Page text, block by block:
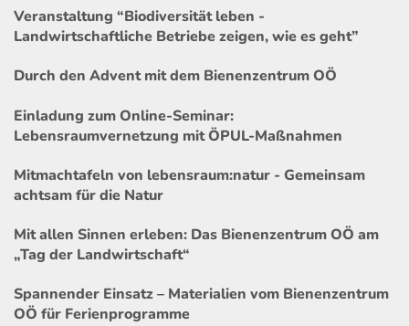
Veranstaltung “Biodiversität leben -
Landwirtschaftliche Betriebe zeigen, wie es geht”
Durch den Advent mit dem Bienenzentrum OÖ
Einladung zum Online-Seminar:
Lebensraumvernetzung mit ÖPUL-Maßnahmen
Mitmachtafeln von lebensraum:natur - Gemeinsam
achtsam für die Natur
Mit allen Sinnen erleben: Das Bienenzentrum OÖ am
„Tag der Landwirtschaft“
Spannender Einsatz – Materialien vom Bienenzentrum
OÖ für Ferienprogramme